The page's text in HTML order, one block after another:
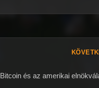
Bitcoin és az amerikai